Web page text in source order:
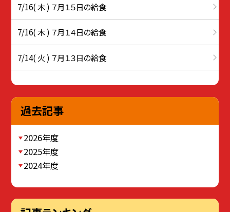
7/16( 木 ) ７月１５日の給食
7/16( 木 ) ７月１４日の給食
7/14( 火 ) ７月１３日の給食
過去記事
2026年度
2025年度
2024年度